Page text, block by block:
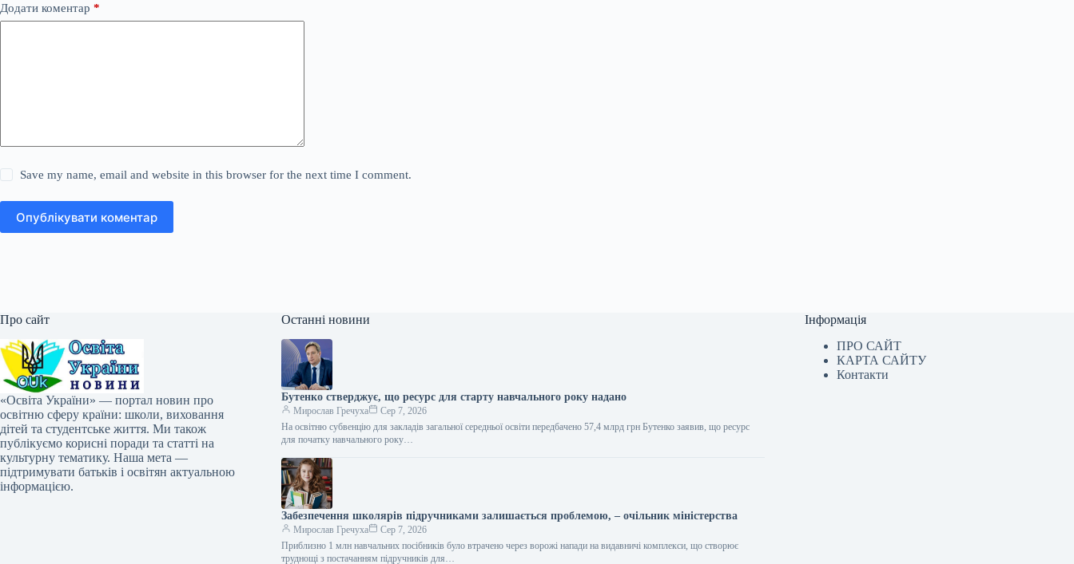
Додати коментар *
Save my name, email and website in this browser for the next time I comment.
Опублікувати коментар
Про сайт
«Освіта України» — портал новин про
освітню сферу країни: школи, виховання
дітей та студентське життя. Ми також
публікуємо корисні поради та статті на
культурну тематику. Наша мета —
підтримувати батьків і освітян актуальною
інформацією.
Останні новини
Бутенко стверджує, що ресурс для старту навчального року надано
Мирослав Гречуха
Сер 7, 2026
На освітню субвенцію для закладів загальної середньої освіти передбачено 57,4 млрд грн Бутенко заявив, що ресурс
для початку навчального року…
Забезпечення школярів підручниками залишається проблемою, – очільник міністерства
Мирослав Гречуха
Сер 7, 2026
Приблизно 1 млн навчальних посібників було втрачено через ворожі напади на видавничі комплекси, що створює
труднощі з постачанням підручників для…
Інформація
ПРО САЙТ
КАРТА САЙТУ
Контакти